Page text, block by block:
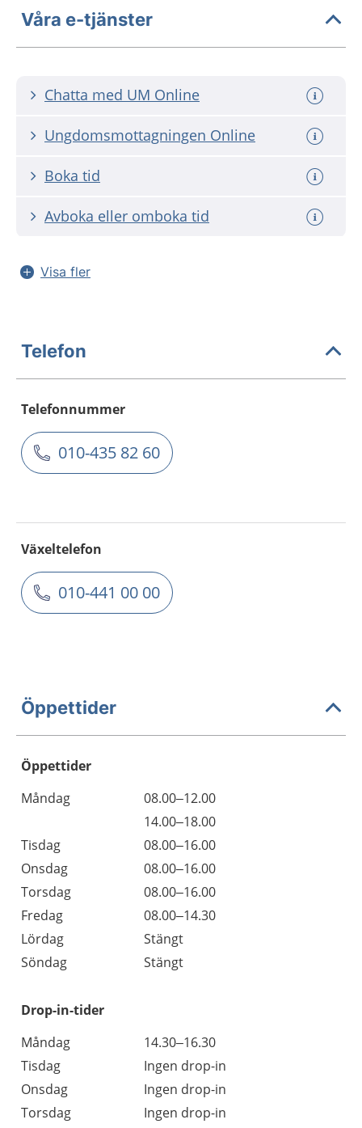
Våra e-tjänster
Chatta med UM Online
Ungdomsmottagningen Online
Boka tid
Avboka eller omboka tid
Visa fler
Telefon
Telefonnummer
010-435 82 60
Växeltelefon
010-441 00 00
Öppettider
Öppettider
Dag
Öppettider
Kommentarer
Måndag
08.00–12.00
14.00–18.00
Tisdag
08.00–16.00
Onsdag
08.00–16.00
Torsdag
08.00–16.00
Fredag
08.00–14.30
Lördag
Stängt
Söndag
Stängt
Drop-in-tider
Måndag
14.30–16.30
Tisdag
Ingen drop-in
Onsdag
Ingen drop-in
Torsdag
Ingen drop-in